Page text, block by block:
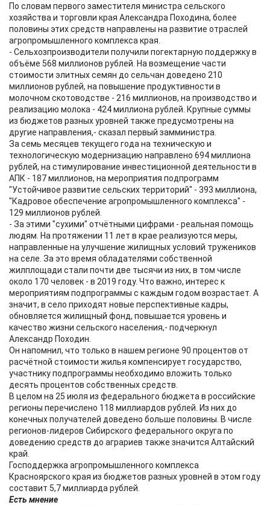
По словам первого заместителя министра сельского
хозяйства и торговли края Александра Походина, более
половины этих средств направлены на развитие отраслей
агропромышленного комплекса края.
- Сельхозпроизводители получили погектарную поддержку в
объёме 568 миллионов рублей. На возмещение части
стоимости элитных семян до сельчан доведено 210
миллионов рублей, на повышение продуктивности в
молочном скотоводстве - 216 миллионов, на производство и
реализацию молока - 424 миллиона рублей. Крупные суммы
из бюджетов разных уровней также предусмотрены на
другие направления,- сказал первый замминистра.
За семь месяцев текущего года на техническую и
технологическую модернизацию направлено 694 миллиона
рублей, на стимулирование инвестиционной деятельности в
АПК - 187 миллионов, на мероприятия подпрограмм
"Устойчивое развитие сельских территорий" - 393 миллиона,
"Кадровое обеспечение агропромышленного комплекса" -
129 миллионов рублей.
- За этими "сухими" отчётными цифрами - реальная помощь
людям. На протяжении 11 лет в крае реализуются меры,
направленные на улучшение жилищных условий тружеников
на селе. За это время обладателями собственной
жилплощади стали почти две тысячи из них, в том числе
около 170 человек - в 2019 году. Что важно, интерес к
мероприятиям подпрограммы с каждым годом возрастает. А
значит, в село приходят новые перспективные кадры,
обновляется жилищный фонд, повышается уровень и
качество жизни сельского населения,- подчеркнул
Александр Походин.
Он напомнил, что только в нашем регионе 90 процентов от
расчётной стоимости жилья компенсирует государство,
участнику подпрограммы необходимо вложить только
десять процентов собственных средств.
В целом на 25 июля из федерального бюджета в российские
регионы перечислено 118 миллиардов рублей. Из них до
конечных получателей доведено больше половины. В числе
регионов-лидеров Сибирского федерального округа по
доведению средств до аграриев также значится Алтайский
край.
Господдержка агропромышленного комплекса
Красноярского края из бюджетов разных уровней в этом году
составит 5,7 миллиарда рублей.
Есть мнение